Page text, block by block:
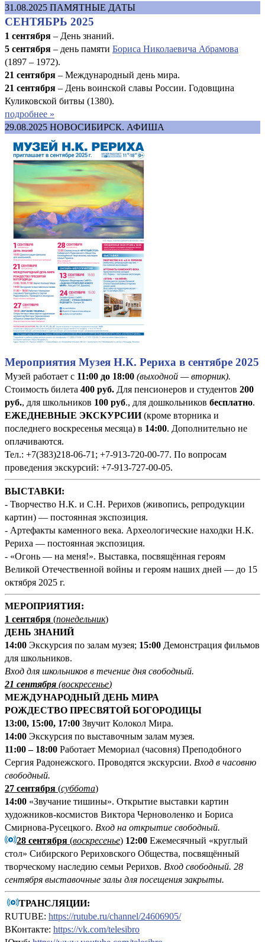
31.08.2025 ПАМЯТНЫЕ ДАТЫ
СЕНТЯБРЬ 2025
1 сентября – День знаний.
5 сентября – день памяти Бориса Николаевича Абрамова
(1897 – 1972).
21 сентября – Международный день мира.
21 сентября – День воинской славы России. Годовщина
Куликовской битвы (1380).
подробнее »
29.08.2025 НОВОСИБИРСК. АФИША
Мероприятия Музея Н.К. Рериха в сентябре 2025
Музей работает с 11:00 до 18:00 (выходной — вторник).
Стоимость билета 400 руб. Для пенсионеров и студентов 200
руб., для школьников 100 руб., для дошкольников бесплатно.
ЕЖЕДНЕВНЫЕ ЭКСКУРСИИ(кроме вторника и
последнего воскресенья месяца) в 14:00. Дополнительно не
оплачиваются.
Тел.: +7(383)218-06-71; +7-913-720-00-77. По вопросам
проведения экскурсий: +7-913-727-00-05.
ВЫСТАВКИ:
- Творчество Н.К. и С.Н. Рерихов (живопись, репродукции
картин) — постоянная экспозиция.
- Артефакты каменного века. Археологические находки Н.К.
Рериха — постоянная экспозиция.
- «Огонь — на меня!». Выставка, посвящённая героям
Великой Отечественной войны и героям наших дней — до 15
октября 2025 г.
МЕРОПРИЯТИЯ:
1 сентября (понедельник)
ДЕНЬ ЗНАНИЙ
14:00 Экскурсия по залам музея; 15:00 Демонстрация фильмов
для школьников.
Вход для школьников в течение дня свободный.
21 сентября (воскресенье)
МЕЖДУНАРОДНЫЙ ДЕНЬ МИРА
РОЖДЕСТВО ПРЕСВЯТОЙ БОГОРОДИЦЫ
13:00, 15:00, 17:00 Звучит Колокол Мира.
14:00 Экскурсия по выставочным залам музея.
11:00 – 18:00 Работает Мемориал (часовня) Преподобного
Сергия Радонежского. Проводятся экскурсии. Вход в часовню
свободный.
27 сентября (суббота)
14:00 «Звучание тишины». Открытие выставки картин
художников-космистов Виктора Черноволенко и Бориса
Смирнова-Русецкого. Вход на открытие свободный.
28 сентября (воскресенье) 12:00 Ежемесячный «круглый
стол» Сибирского Рериховского Общества, посвящённый
творческому наследию семьи Рерихов. Вход свободный. 28
сентября выставочные залы для посещения закрыты.
ТРАНСЛЯЦИИ:
RUTUBE: https://rutube.ru/channel/24606905/
ВКонтакте: https://vk.com/telesibro